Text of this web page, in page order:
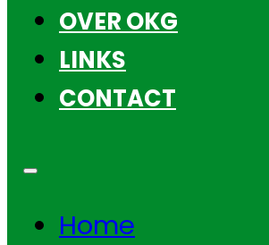
OVER OKG
LINKS
CONTACT
Home